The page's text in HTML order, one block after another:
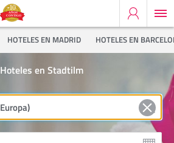
HOTELES EN MADRID HOTELES EN
Hoteles en Stadtilm